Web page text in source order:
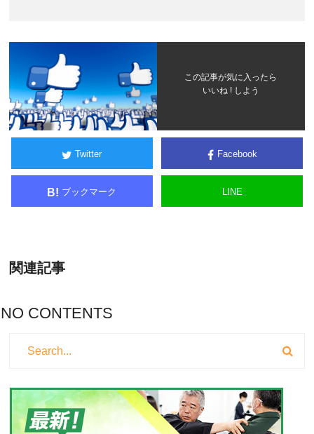
この記事が気に入ったら
いいね ! しよう
Twitter Facebook
B! ブックマーク LINE
関連記事
NO CONTENTS